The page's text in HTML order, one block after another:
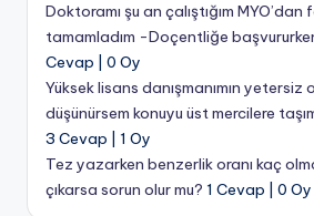
Doktoramı şu an çalıştığım MYO’dan
tamamladım -Doçentliğe
Cevap
0 Oy
Yüksek lisans danışmanımın yetersiz
düşünürsem konuyu üst mercilere
3 Cevap
1 Oy
Tez yazarken benzerlik oranı kaç
çıkarsa sorun olur mu? 1 Cevap 0 Oy